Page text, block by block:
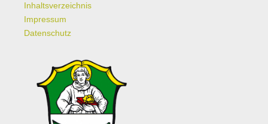
Inhaltsverzeichnis
Impressum
Datenschutz